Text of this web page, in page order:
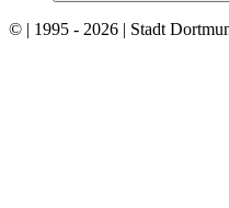
© | 1995 - 2026 | Stadt